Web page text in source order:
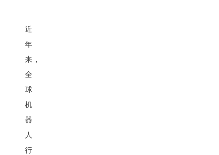
近
年
来，
全
球
机
器
人
行